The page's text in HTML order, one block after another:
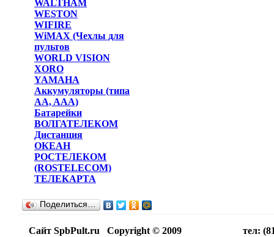
WALTHAM
WESTON
WIFIRE
WiMAX (Чехлы для
пультов
WORLD VISION
XORO
YAMAHA
Аккумуляторы (типа
AA, AAA)
Батарейки
ВОЛГАТЕЛЕКОМ
Дистанция
ОКЕАН
РОСТЕЛЕКОМ
(ROSTELECOM)
ТЕЛЕКАРТА
Поделиться…
Сайт SpbPult.ru Copyright © 2009 тел: